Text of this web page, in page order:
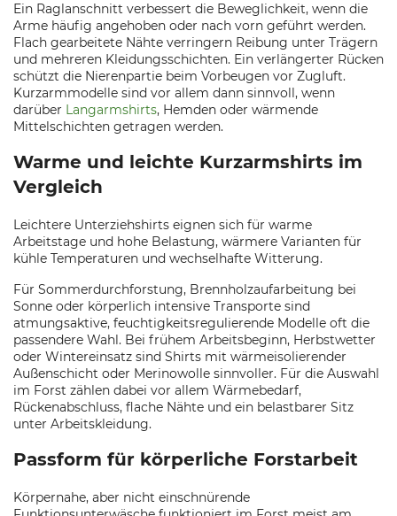
Ein Raglanschnitt verbessert die Beweglichkeit, wenn die
Arme häufig angehoben oder nach vorn geführt werden.
Flach gearbeitete Nähte verringern Reibung unter Trägern
und mehreren Kleidungsschichten. Ein verlängerter Rücken
schützt die Nierenpartie beim Vorbeugen vor Zugluft.
Kurzarmmodelle sind vor allem dann sinnvoll, wenn
darüber Langarmshirts, Hemden oder wärmende
Mittelschichten getragen werden.
Warme und leichte Kurzarmshirts im
Vergleich
Leichtere Unterziehshirts eignen sich für warme
Arbeitstage und hohe Belastung, wärmere Varianten für
kühle Temperaturen und wechselhafte Witterung.
Für Sommerdurchforstung, Brennholzaufarbeitung bei
Sonne oder körperlich intensive Transporte sind
atmungsaktive, feuchtigkeitsregulierende Modelle oft die
passendere Wahl. Bei frühem Arbeitsbeginn, Herbstwetter
oder Wintereinsatz sind Shirts mit wärmeisolierender
Außenschicht oder Merinowolle sinnvoller. Für die Auswahl
im Forst zählen dabei vor allem Wärmebedarf,
Rückenabschluss, flache Nähte und ein belastbarer Sitz
unter Arbeitskleidung.
Passform für körperliche Forstarbeit
Körpernahe, aber nicht einschnürende